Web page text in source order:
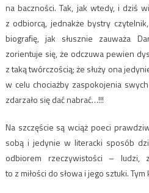
na baczności. Tak, jak wtedy, i dziś
z odbiorcą, jednakże bystry
biografię, jak słusznie zauważa
zorientuje się, że odczuwa pewien
z taką twórczością; że służy ona
w celu chociażby zaspokojenia
zdarzało się dać nabrać…!!!
Na szczęście są wciąż poeci
sobą i jedynie w literacki sposób
odbiorem rzeczywistości – ludzi,
to z miłości do słowa i jego sztuki.